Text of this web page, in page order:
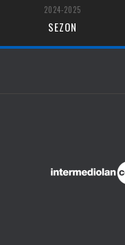
2024-2025
SEZON